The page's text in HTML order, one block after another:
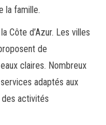
la famille.
Côte d’Azur. Les villes
de
claires. Nombreux
adaptés aux
activités